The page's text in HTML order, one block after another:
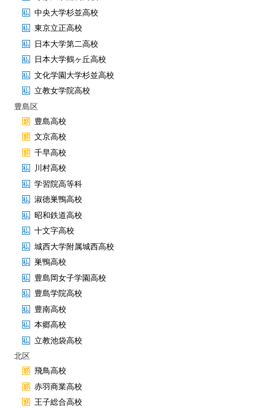
中央大学杉並高校
東京立正高校
日本大学第二高校
日本大学鶴ヶ丘高校
文化学園大学杉並高校
立教女学院高校
豊島区
豊島高校
文京高校
千早高校
川村高校
学習院高等科
淑徳巣鴨高校
昭和鉄道高校
十文字高校
城西大学附属城西高校
巣鴨高校
豊島岡女子学園高校
豊島学院高校
豊南高校
本郷高校
立教池袋高校
北区
飛鳥高校
赤羽商業高校
王子総合高校